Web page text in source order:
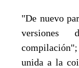
"De nuevo
versiones
unida a la